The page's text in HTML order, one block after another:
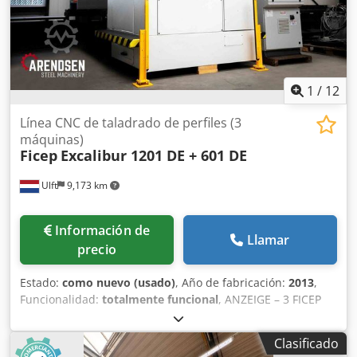
1 / 12
Ulft 9,173 km
Línea CNC de taladrado de perfiles (3
máquinas)
Ficep Excalibur 1201 DE + 601 DE
Información de
precio
Llamar
Estado: como nuevo (usado), Año de fabricación: 2013,
Funcionalidad: totalmente funcional, ANZEIGE – 3 FICEP
EXCALIBUR CNC-PROFILBOHRANLAGEN Drei
generalüberholte CNC-Einspindel-Profilbohranlagen der
Ficep Excalibur-Serie werden zusammen angeboten:Clasificado